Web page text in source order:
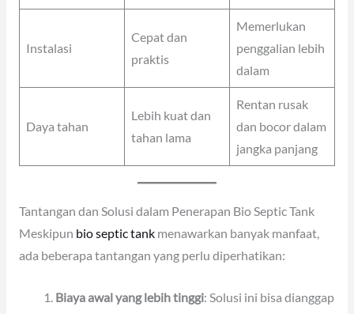
Instalasi
Cepat dan
praktis
Memerlukan
penggalian lebih
dalam
Daya tahan
Lebih kuat dan
tahan lama
Rentan rusak
dan bocor dalam
jangka panjang
Tantangan dan Solusi dalam Penerapan Bio Septic Tank
Meskipun bio septic tankmenawarkan banyak manfaat,
ada beberapa tantangan yang perlu diperhatikan:
Biaya awal yang lebih tinggi: Solusi ini bisa dianggap